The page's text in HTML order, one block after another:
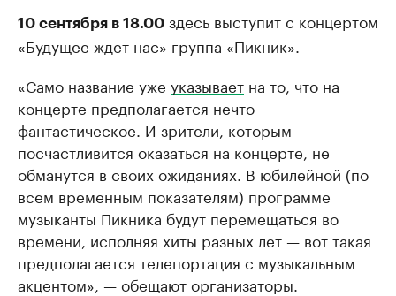
10 сентября в 18.00 здесь выступит с концертом
«Будущее ждет нас» группа «Пикник».
«Само название уже указывает на то, что на
концерте предполагается нечто
фантастическое. И зрители, которым
посчастливится оказаться на концерте, не
обманутся в своих ожиданиях. В юбилейной (по
всем временным показателям) программе
музыканты Пикника будут перемещаться во
времени, исполняя хиты разных лет — вот такая
предполагается телепортация с музыкальным
акцентом», — обещают организаторы.